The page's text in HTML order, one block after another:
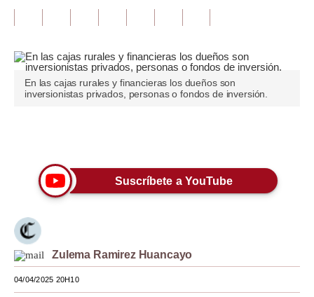
Plus G
Editorial
Pregunta de hoy
Lujo
Moda
Estilos
Mundo
En las cajas rurales y financieras los dueños son
inversionistas privados, personas o fondos de inversión.
Suscríbete a YouTube
Zulema Ramirez Huancayo
04/04/2025 20H10